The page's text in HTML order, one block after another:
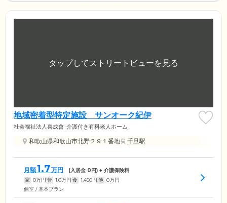
地域密着型特定施設 サンオーク紀伊
社会福祉法人喜成會 介護付き有料老人ホーム
和歌山県和歌山市北野２９１番地 千旦駅
月額1.7万円 (入居金 0円) + 介護保険料
家 0万円 管 1.6万円 食 1,450円 他 0万円
個室 / 基本プラン